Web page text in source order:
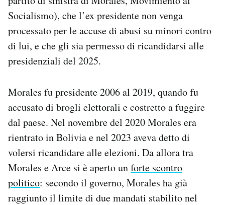
Socialismo), che l’ex presidente non venga
processato per le accuse di abusi su minori contro
di lui, e che gli sia permesso di ricandidarsi alle
presidenziali del 2025.
Morales fu presidente 2006 al 2019, quando fu
accusato di brogli elettorali e costretto a fuggire
dal paese. Nel novembre del 2020 Morales era
rientrato in Bolivia e nel 2023 aveva detto di
volersi ricandidare alle elezioni. Da allora tra
Morales e Arce si è aperto unforte scontro
politico: secondo il governo, Morales ha già
raggiunto il limite di due mandati stabilito nel